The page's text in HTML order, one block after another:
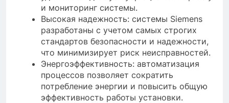
и мониторинг системы.
Высокая надежность: системы Siemens
разработаны с учетом самых строгих
стандартов безопасности и надежности,
что минимизирует риск неисправностей.
Энергоэффективность: автоматизация
процессов позволяет сократить
потребление энергии и повысить общую
эффективность работы установки.